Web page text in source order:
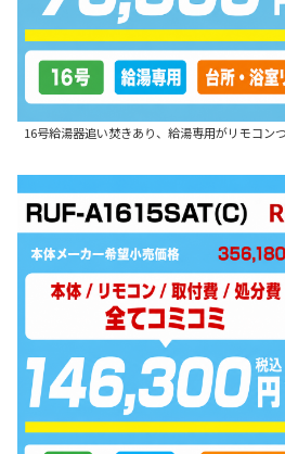
16号給湯器追い焚きあり、給湯専用がリモコン